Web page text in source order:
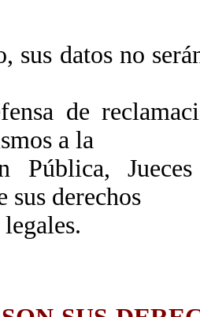
sus datos no
de
a la
Pública,
sus derechos